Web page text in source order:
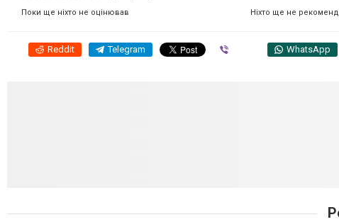
Поки ще ніхто не оцінював Ніхто ще не
Reddit Telegram WhatsApp